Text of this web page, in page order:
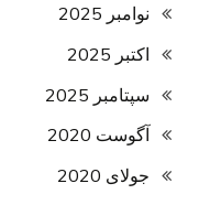
نوامبر 2025
اکتبر 2025
سپتامبر 2025
آگوست 2020
جولای 2020